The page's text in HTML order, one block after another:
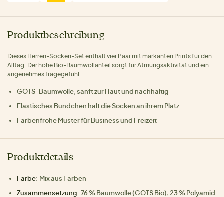
Produktbeschreibung
Dieses Herren-Socken-Set enthält vier Paar mit markanten Prints für den
Alltag. Der hohe Bio-Baumwollanteil sorgt für Atmungsaktivität und ein
angenehmes Tragegefühl.
GOTS-Baumwolle, sanft zur Haut und nachhaltig
Elastisches Bündchen hält die Socken an ihrem Platz
Farbenfrohe Muster für Business und Freizeit
Produktdetails
Farbe: Mix aus Farben
Zusammensetzung: 76 % Baumwolle (GOTS Bio), 23 % Polyamid